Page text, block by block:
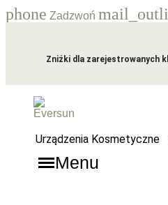
phone Zadzwoń
Zniżki dla zarejestrowanych
Urządzenia Kosmetyczne
Menu